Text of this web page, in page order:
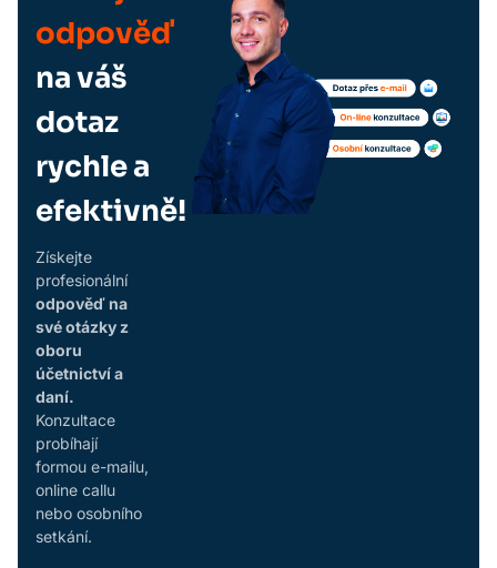
odpověď
na váš
dotaz
rychle a
efektivně!
Získejte
profesionální
odpověď na
své otázky z
oboru
účetnictví a
daní.
Konzultace
probíhají
formou e-mailu,
online callu
nebo osobního
setkání.